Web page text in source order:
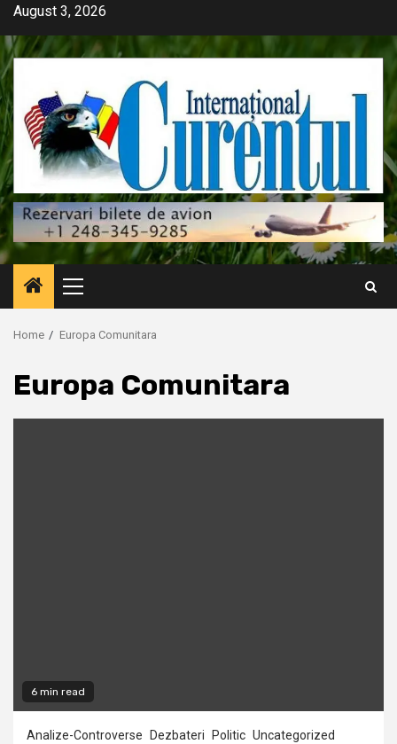
Skip
content
August 3, 2026
Primary
Menu
Home Europa Comunitara
Europa Comunitara
6 min read
Analize-Controverse Dezbateri Politic Uncategorized